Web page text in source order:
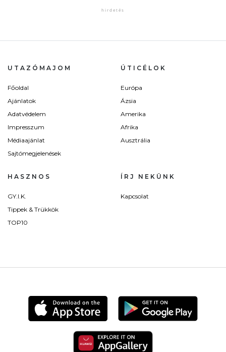
UTAZÓMAJOM
Főoldal
Ajánlatok
Adatvédelem
Impresszum
Médiaajánlat
Sajtómegjelenések
ÚTICÉLOK
Európa
Ázsia
Amerika
Afrika
Ausztrália
HASZNOS
GY.I.K.
Tippek & Trükkök
TOP10
ÍRJ NEKÜNK
Kapcsolat